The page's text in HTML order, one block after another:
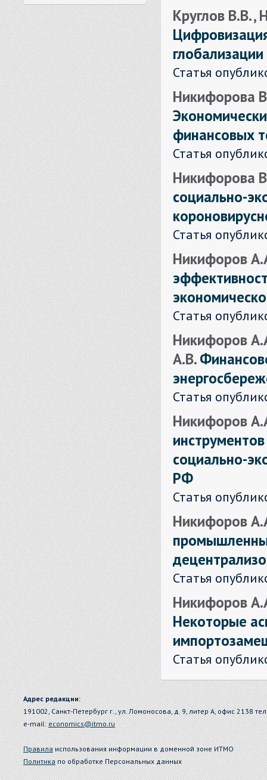
Круглов В.В.
глобализации
Статья
Никифорова
финансовых
Статья
Никифорова
социально-
Статья
Никифоров
Статья
Никифоров
А.В.
Статья
Никифоров
социально-
РФ
Статья
Никифоров
Статья
Никифоров
Некоторые
Статья
Адрес редакции:
191002, Санкт-Петербург г., ул. Ломоносова, д. 9, литер А, офис 2138
e-mail:economics@itmo.ru
Правилаиспользования информации в доменной зоне ИТМО
Политикапо обработке Персональных данных